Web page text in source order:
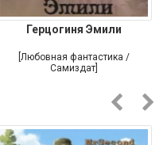
Герцогиня Эмили
[Любовная фантастика /
Самиздат]